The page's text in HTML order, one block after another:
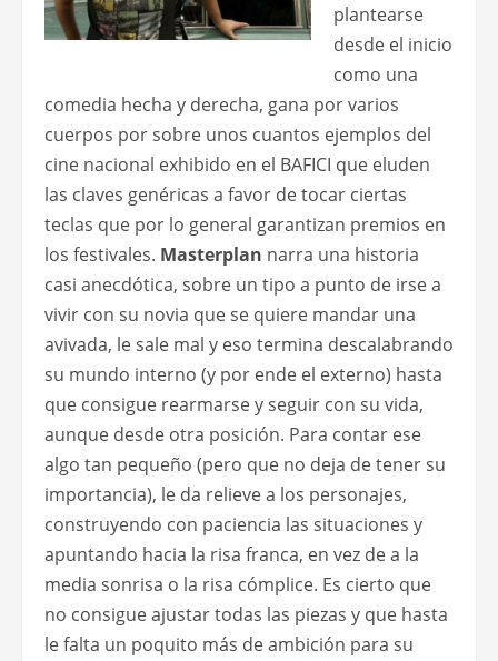
plantearse
desde el inicio
como una
comedia hecha y derecha, gana por varios
cuerpos por sobre unos cuantos ejemplos del
cine nacional exhibido en el BAFICI que eluden
las claves genéricas a favor de tocar ciertas
teclas que por lo general garantizan premios en
los festivales. Masterplan narra una historia
casi anecdótica, sobre un tipo a punto de irse a
vivir con su novia que se quiere mandar una
avivada, le sale mal y eso termina descalabrando
su mundo interno (y por ende el externo) hasta
que consigue rearmarse y seguir con su vida,
aunque desde otra posición. Para contar ese
algo tan pequeño (pero que no deja de tener su
importancia), le da relieve a los personajes,
construyendo con paciencia las situaciones y
apuntando hacia la risa franca, en vez de a la
media sonrisa o la risa cómplice. Es cierto que
no consigue ajustar todas las piezas y que hasta
le falta un poquito más de ambición para su